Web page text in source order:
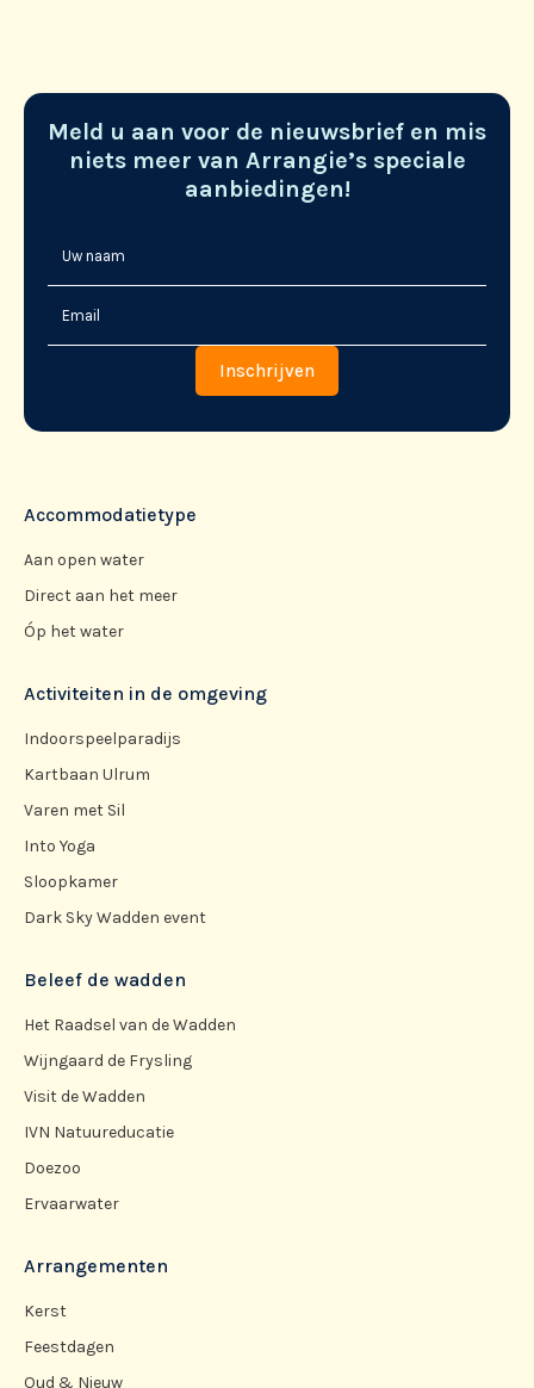
Meld u aan voor de nieuwsbrief en mis
niets meer van Arrangie’s speciale
aanbiedingen!
Accommodatietype
Aan open water
Direct aan het meer
Óp het water
Activiteiten in de omgeving
Indoorspeelparadijs
Kartbaan Ulrum
Varen met Sil
Into Yoga
Sloopkamer
Dark Sky Wadden event
Beleef de wadden
Het Raadsel van de Wadden
Wijngaard de Frysling
Visit de Wadden
IVN Natuureducatie
Doezoo
Ervaarwater
Arrangementen
Kerst
Feestdagen
Oud & Nieuw